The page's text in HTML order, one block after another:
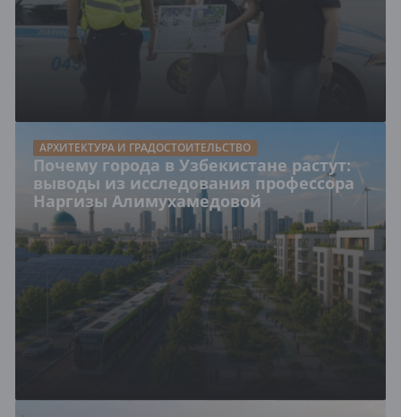
АРХИТЕКТУРА И ГРАДОСТОИТЕЛЬСТВО
Почему города в Узбекистане растут:
выводы из исследования профессора
Наргизы Алимухамедовой